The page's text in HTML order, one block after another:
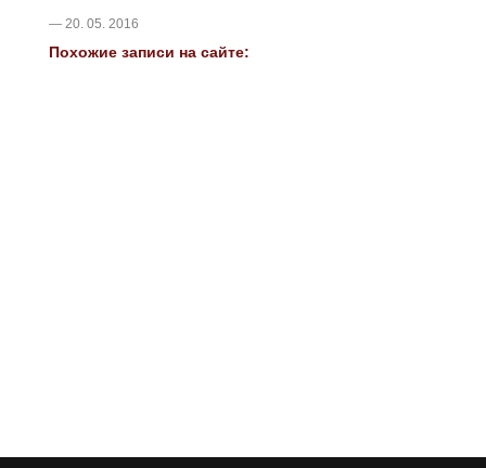
— 20. 05. 2016
Похожие записи на сайте: